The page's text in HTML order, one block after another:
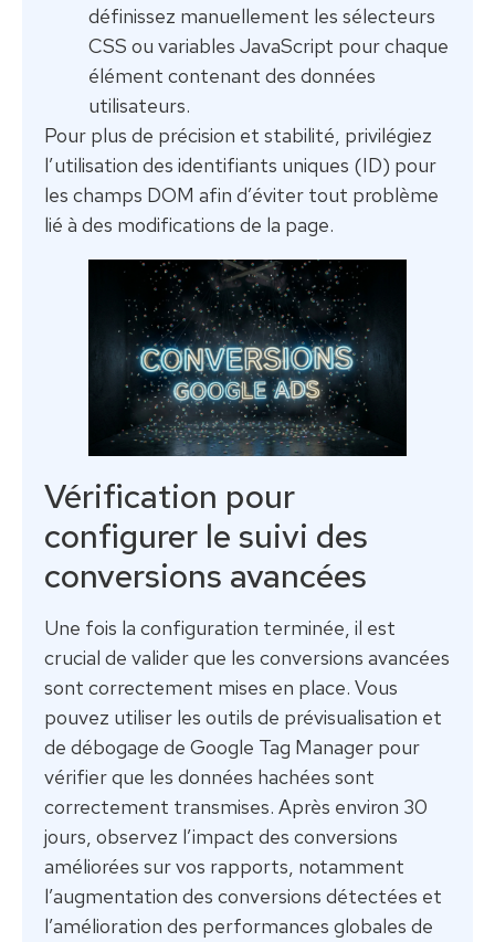
définissez manuellement les sélecteurs
CSS ou variables JavaScript pour chaque
élément contenant des données
utilisateurs.
Pour plus de précision et stabilité, privilégiez
l’utilisation des identifiants uniques (ID) pour
les champs DOM afin d’éviter tout problème
lié à des modifications de la page.
Vérification pour
configurer le suivi des
conversions avancées
Une fois la configuration terminée, il est
crucial de valider que les conversions avancées
sont correctement mises en place. Vous
pouvez utiliser les outils de prévisualisation et
de débogage de Google Tag Manager pour
vérifier que les données hachées sont
correctement transmises. Après environ 30
jours, observez l’impact des conversions
améliorées sur vos rapports, notamment
l’augmentation des conversions détectées et
l’amélioration des performances globales de